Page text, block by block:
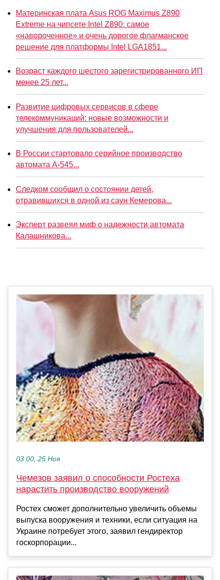
Материнская плата Asus ROG Maximus Z890
Extreme на чипсете Intel Z890: самое
«навороченное» и очень дорогое флагманское
решение для платформы Intel LGA1851...
Возраст каждого шестого зарегистрированного ИП
менее 25 лет...
Развитие цифровых сервисов в сфере
телекоммуникаций: новые возможности и
улучшения для пользователей...
В России стартовало серийное производство
автомата А-545...
Следком сообщил о состоянии детей,
отравившихся в одной из саун Кемерова...
Эксперт развеял миф о надежности автомата
Калашникова...
03:00, 25 Ноя
Чемезов заявил о способности Ростеха
нарастить производство вооружений
Ростех сможет дополнительно увеличить объемы
выпуска вооружения и техники, если ситуация на
Украине потребует этого, заявил гендиректор
госкорпорации...